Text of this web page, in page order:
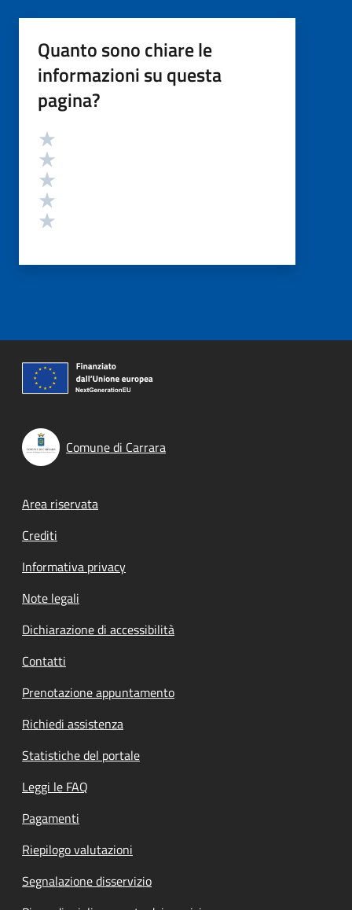
Quanto sono chiare le
informazioni su questa
pagina?
Valutazione
Comune di Carrara
Footer menu
Area riservata
Crediti
Informativa privacy
Note legali
Dichiarazione di accessibilità
Contatti
Prenotazione appuntamento
Richiedi assistenza
Statistiche del portale
Leggi le FAQ
Pagamenti
Riepilogo valutazioni
Segnalazione disservizio